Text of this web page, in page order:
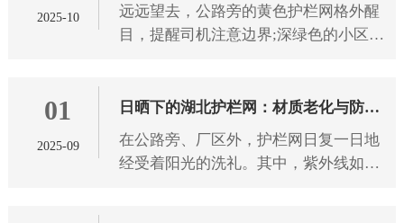
2025-10 防护更靠谱
远远望去，公路旁的黄色护栏网格外醒
目，提醒司机注意边界;深绿色的小区护
从来都不只是为了美观，不同
01
2025-09
日晒下的湖北护栏网：材质老化与防护
之道
在公路旁、厂区外，护栏网日复一日地
经受着阳光的洗礼。其中，紫外线如同